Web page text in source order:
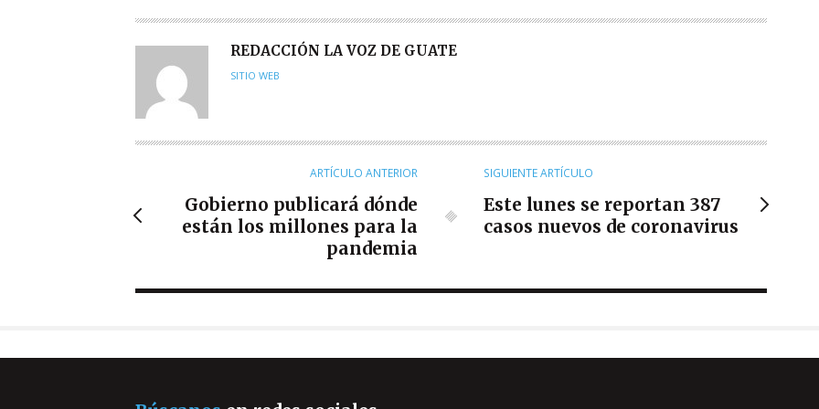
A
U
R
REDACCIÓN LA VOZ DE GUATE
SITIO WEB
ARTÍCULO ANTERIOR
Gobierno publicará dónde
están los millones para la
pandemia
SIGUIENTE ARTÍCULO
Este lunes se reportan 387
casos nuevos de coronavirus